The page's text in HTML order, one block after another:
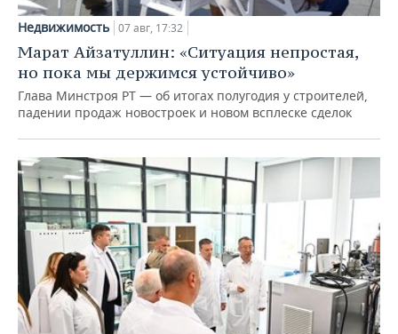
Недвижимость 07 авг, 17:32
Марат Айзатуллин: «Ситуация непростая,
но пока мы держимся устойчиво»
Глава Минстроя РТ — об итогах полугодия у строителей,
падении продаж новостроек и новом всплеске сделок